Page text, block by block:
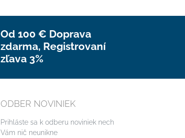
Od 100 € Doprava
zdarma, Registrovaní
zľava 3%
ODBER NOVINIEK
Prihláste sa k odberu noviniek nech
Vám nič neunikne